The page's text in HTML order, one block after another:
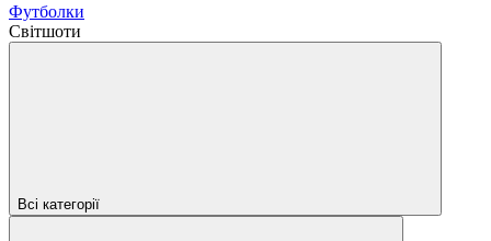
Футболки
Світшоти
Всі категорії